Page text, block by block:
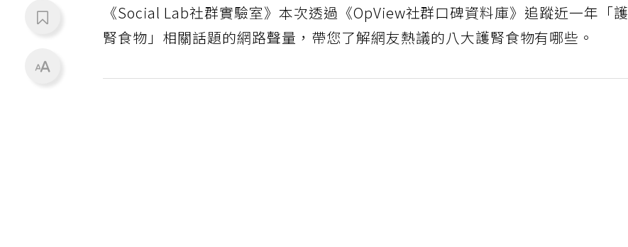
《Social Lab社群實驗室》本次透過《OpView社群口碑資料庫》追蹤近一年「護
腎食物」相關話題的網路聲量，帶您了解網友熱議的八大護腎食物有哪些。